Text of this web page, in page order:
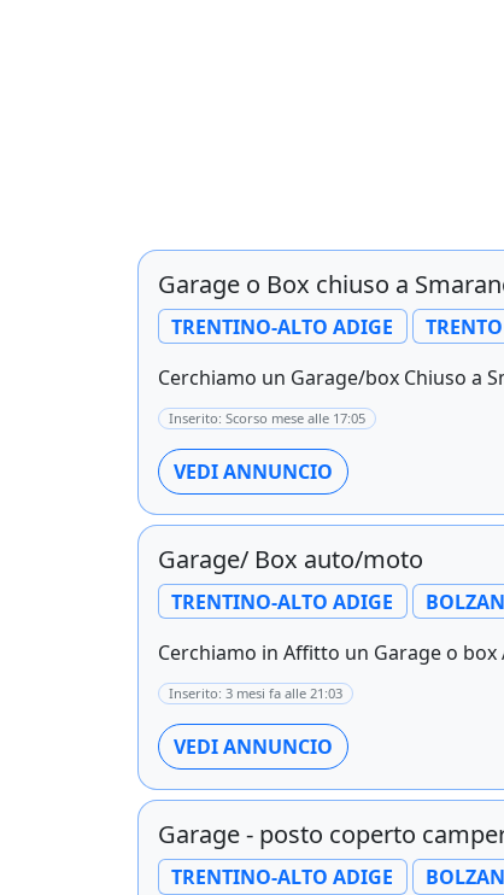
Garage o Box chiuso a
TRENTINO-ALTO ADIGE TRENTO
Cerchiamo un Garage/box Chiuso a
Inserito: Scorso mese alle 17:05
VEDI ANNUNCIO
Garage/ Box auto/moto
TRENTINO-ALTO ADIGE
Cerchiamo in Affitto un Garage o
Inserito: 3 mesi fa alle 21:03
VEDI ANNUNCIO
Garage - posto coperto
TRENTINO-ALTO ADIGE